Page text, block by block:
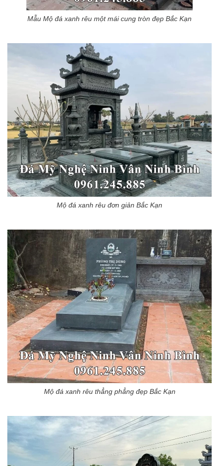
Mẫu Mộ đá xanh rêu một mái cung tròn đẹp Bắc Kạn
Mộ đá xanh rêu đơn giản Bắc Kạn
Mộ đá xanh rêu thẳng phẳng đẹp Bắc Kạn